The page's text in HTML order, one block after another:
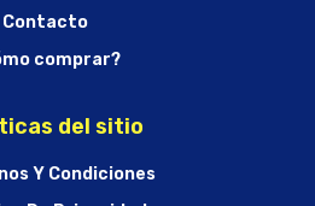
Contacto
comprar?
del sitio
Y Condiciones